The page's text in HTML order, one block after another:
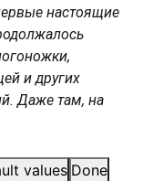
values Done
настоящие
и других
Даже там, на
для